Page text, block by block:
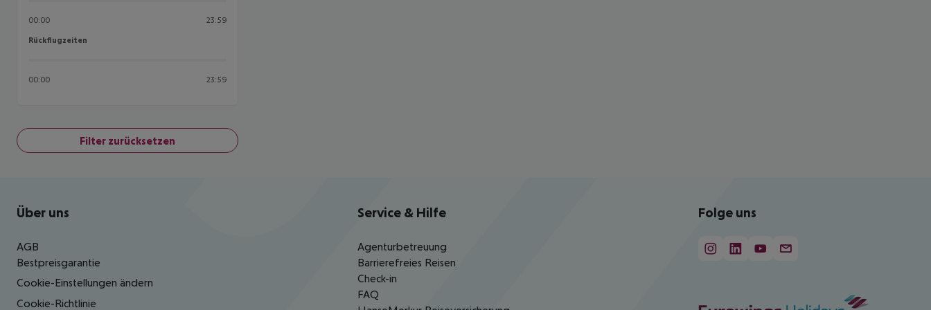
00:00 23:59
Rückflugzeiten
Rückflugzeiten
00:00 23:59
Filter zurücksetzen
Footer navigation
Über uns
AGB
Bestpreisgarantie
Cookie-Einstellungen ändern
Cookie-Richtlinie
Service & Hilfe
Agenturbetreuung
Barrierefreies Reisen
Check-in
FAQ
Folge uns